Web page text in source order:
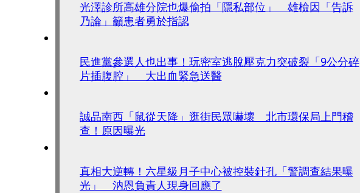
光澤診所高雄分院也爆偷拍「隱私部位」 雄檢因「告訴
乃論」籲患者勇於指認
民進黨參選人也出事！玩密室逃脫壓克力突破裂「9公分碎
片插腹腔」 大出血緊急送醫
誠品南西「鼠從天降」逛街民眾嚇壞 北市環保局上門稽
查！原因曝光
真相大逆轉！六星級月子中心被控裝針孔「警調查結果曝
光」 汭恩負責人現身回應了